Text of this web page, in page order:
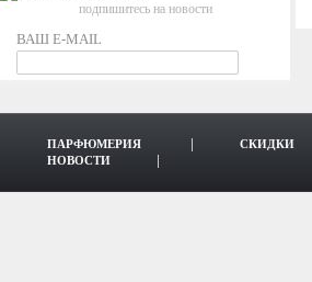
подпишитесь на новости
ВАШ E-MAIL
ПАРФЮМЕРИЯ СКИДКИ
НОВОСТИ